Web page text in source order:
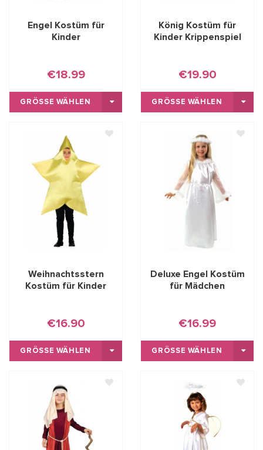
Engel Kostüm für
Kinder
€18.99
GRÖSSE WÄHLEN
König Kostüm für
Kinder Krippenspiel
€19.90
GRÖSSE WÄHLEN
Weihnachtsstern
Kostüm für Kinder
€16.90
GRÖSSE WÄHLEN
Deluxe Engel Kostüm
für Mädchen
€16.99
GRÖSSE WÄHLEN